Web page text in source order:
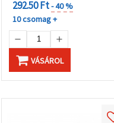
292.50 Ft- 40 %
10 csomag +
VÁSÁROL